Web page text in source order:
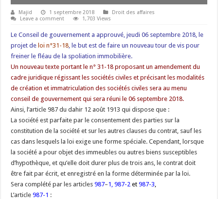
Majid 1 septembre 2018
Droit des affaires
Leave a comment
1,703 Views
Le Conseil de gouvernement a approuvé, jeudi 06 septembre 2018, le
projet de loi n°31-18, le but est de faire un nouveau tour de vis pour
freiner le fléau de la spoliation immobilière.
Un nouveau texte portant le n° 31-18 proposant un amendement du
cadre juridique régissant les sociétés civiles et précisant les modalités
de création et immatriculation des sociétés civiles sera au menu
conseil de gouvernement qui sera réuni le 06 septembre 2018.
Ainsi, l’article 987 du dahir 12 août 1913 qui dispose que :
La société est parfaite par le consentement des parties sur la
constitution de la société et sur les autres clauses du contrat, sauf les
cas dans lesquels la loi exige une forme spéciale. Cependant, lorsque
la société a pour objet des immeubles ou autres biens susceptibles
d’hypothèque, et qu’elle doit durer plus de trois ans, le contrat doit
être fait par écrit, et enregistré en la forme déterminée par la loi.
Sera complété par les articles987–1, 987-2et 987-3,
L’article987-1 :